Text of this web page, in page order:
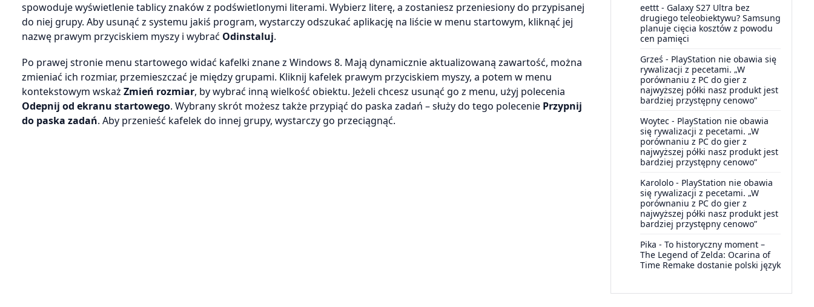
spowoduje wyświetlenie tablicy znaków z podświetlonymi literami. Wybierz literę, a zostaniesz przeniesiony do przypisanej
do niej grupy. Aby usunąć z systemu jakiś program, wystarczy odszukać aplikację na liście w menu startowym, kliknąć jej
nazwę prawym przyciskiem myszy i wybrać Odinstaluj.
Po prawej stronie menu startowego widać kafelki znane z Windows 8. Mają dynamicznie aktualizowaną zawartość, można
zmieniać ich rozmiar, przemieszczać je między grupami. Kliknij kafelek prawym przyciskiem myszy, a potem w menu
kontekstowym wskaż Zmień rozmiar, by wybrać inną wielkość obiektu. Jeżeli chcesz usunąć go z menu, użyj polecenia
Odepnij od ekranu startowego. Wybrany skrót możesz także przypiąć do paska zadań – służy do tego polecenie Przypnij
do paska zadań. Aby przenieść kafelek do innej grupy, wystarczy go przeciągnąć.
eettt - Galaxy S27 Ultra bez
drugiego teleobiektywu? Samsung
planuje cięcia kosztów z powodu
cen pamięci
Grześ - PlayStation nie obawia się
rywalizacji z pecetami. „W
porównaniu z PC do gier z
najwyższej półki nasz produkt jest
bardziej przystępny cenowo”
Woytec - PlayStation nie obawia
się rywalizacji z pecetami. „W
porównaniu z PC do gier z
najwyższej półki nasz produkt jest
bardziej przystępny cenowo”
Karololo - PlayStation nie obawia
się rywalizacji z pecetami. „W
porównaniu z PC do gier z
najwyższej półki nasz produkt jest
bardziej przystępny cenowo”
Pika - To historyczny moment –
The Legend of Zelda: Ocarina of
Time Remake dostanie polski język